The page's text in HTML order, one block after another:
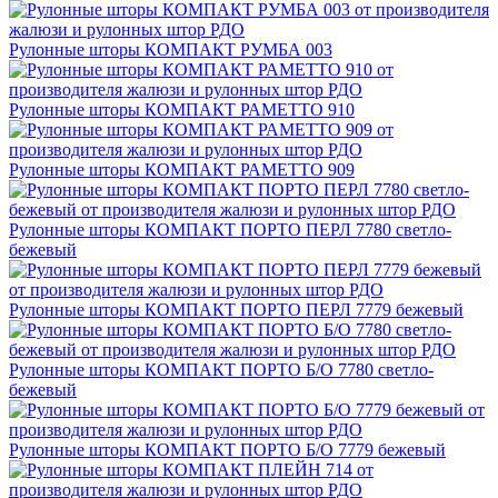
Рулонные шторы КОМПАКТ РУМБА 003
Рулонные шторы КОМПАКТ РАМЕТТО 910
Рулонные шторы КОМПАКТ РАМЕТТО 909
Рулонные шторы КОМПАКТ ПОРТО ПЕРЛ 7780 светло-
бежевый
Рулонные шторы КОМПАКТ ПОРТО ПЕРЛ 7779 бежевый
Рулонные шторы КОМПАКТ ПОРТО Б/О 7780 светло-
бежевый
Рулонные шторы КОМПАКТ ПОРТО Б/О 7779 бежевый